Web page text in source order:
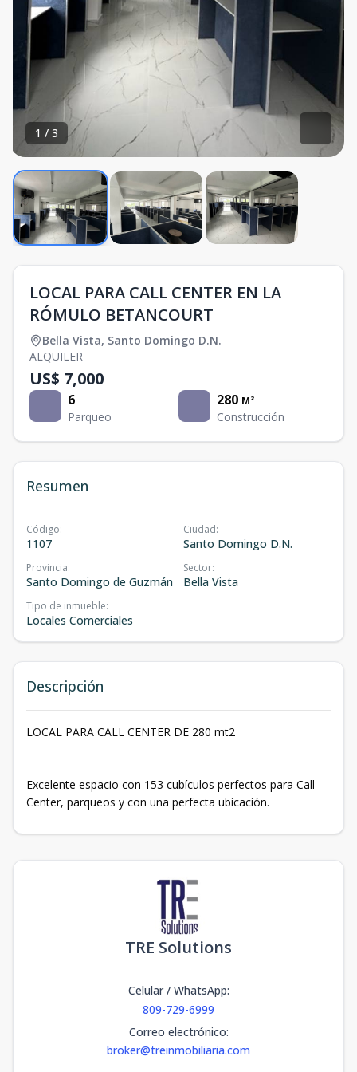
1 / 3
LOCAL PARA CALL CENTER EN LA
RÓMULO BETANCOURT
Bella Vista, Santo Domingo D.N.
ALQUILER
US$ 7,000
6
Parqueo
280 M²
Construcción
Resumen
Código:
1107
Ciudad:
Santo Domingo D.N.
Provincia:
Santo Domingo de Guzmán
Sector:
Bella Vista
Tipo de inmueble:
Locales Comerciales
Descripción
LOCAL PARA CALL CENTER DE 280 mt2
Excelente espacio con 153 cubículos perfectos para Call
Center, parqueos y con una perfecta ubicación.
TRE Solutions
Celular / WhatsApp:
809-729-6999
Correo electrónico:
broker@treinmobiliaria.com